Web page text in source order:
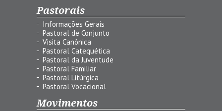
Pastorais
Informações Gerais
Pastoral de Conjunto
Visita Canônica
Pastoral Catequética
Pastoral da Juventude
Pastoral Familiar
Pastoral Litúrgica
Pastoral Vocacional
Movimentos